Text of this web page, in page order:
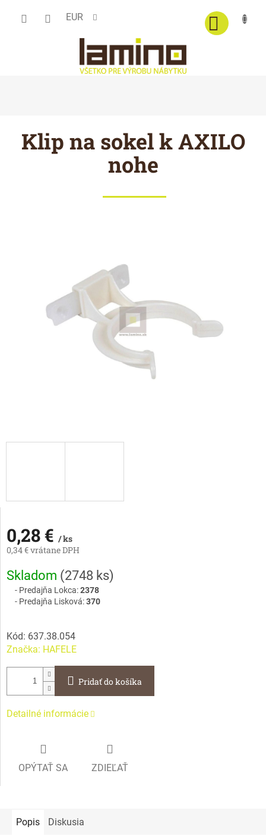
EUR
Klip na sokel k AXILO
nohe
0,28 € / ks
0,34 € vrátane DPH
Jednotková
cena:
Skladom (2748 ks)
Predajňa Lokca:2378
Predajňa Lisková:370
Kód: 637.38.054
Značka: HAFELE
Pridať do košíka
Detailné informácie
OPÝTAŤ SA ZDIEĽAŤ
Popis Diskusia